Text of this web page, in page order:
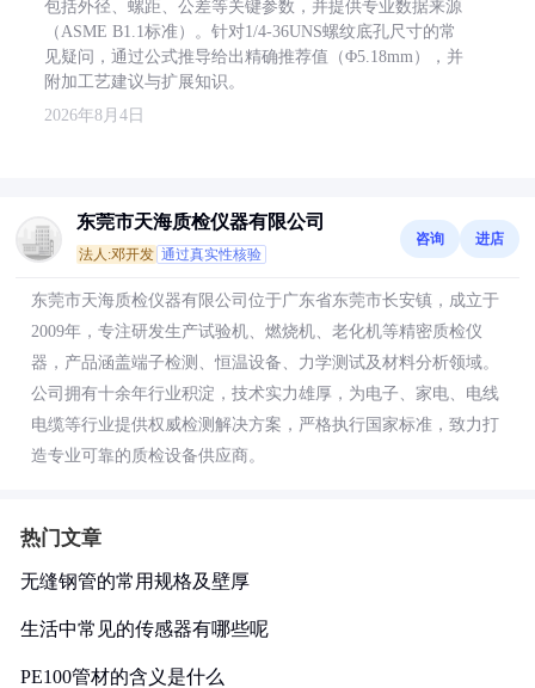
包括外径、螺距、公差等关键参数，并提供专业数据来源
（ASME B1.1标准）。针对1/4-36UNS螺纹底孔尺寸的常
见疑问，通过公式推导给出精确推荐值（Φ5.18mm），并
附加工艺建议与扩展知识。
2026年8月4日
东莞市天海质检仪器有限公司
法人:邓开发 通过真实性核验
咨询 进店
东莞市天海质检仪器有限公司位于广东省东莞市长安镇，成立于
2009年，专注研发生产试验机、燃烧机、老化机等精密质检仪
器，产品涵盖端子检测、恒温设备、力学测试及材料分析领域。
公司拥有十余年行业积淀，技术实力雄厚，为电子、家电、电线
电缆等行业提供权威检测解决方案，严格执行国家标准，致力打
造专业可靠的质检设备供应商。
热门文章
无缝钢管的常用规格及壁厚
生活中常见的传感器有哪些呢
PE100管材的含义是什么